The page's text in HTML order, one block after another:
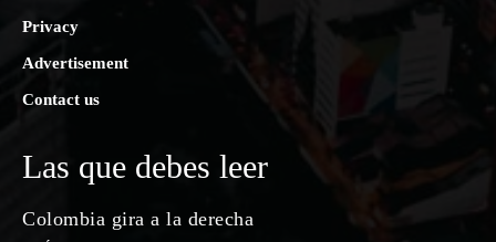
Privacy
Advertisement
Contact us
Las que debes leer
Colombia gira a la derecha